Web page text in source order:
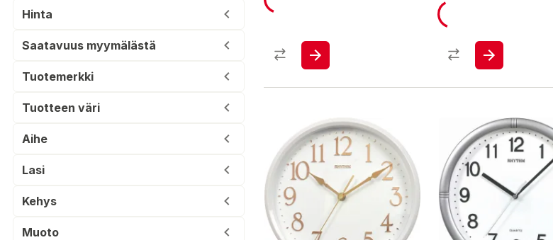
Hinta
Saatavuus myymälästä
Tuotemerkki
Tuotteen väri
Aihe
Lasi
Kehys
Muoto